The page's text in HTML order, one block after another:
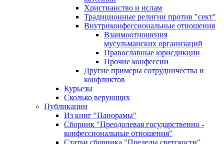
Христианство и ислам
Традиционные религии против "сект"
Внутриконфессиональные отношения
Взаимоотношения
мусульманских организаций
Православные юрисдикции
Прочие конфессии
Другие примеры сотрудничества и
конфликтов
Курьезы
Сколько верующих
Публикации
Из книг "Панорамы"
Сборник "Преодолевая государственно -
конфессиональные отношения"
Статьи сборника "Пределы светскости"